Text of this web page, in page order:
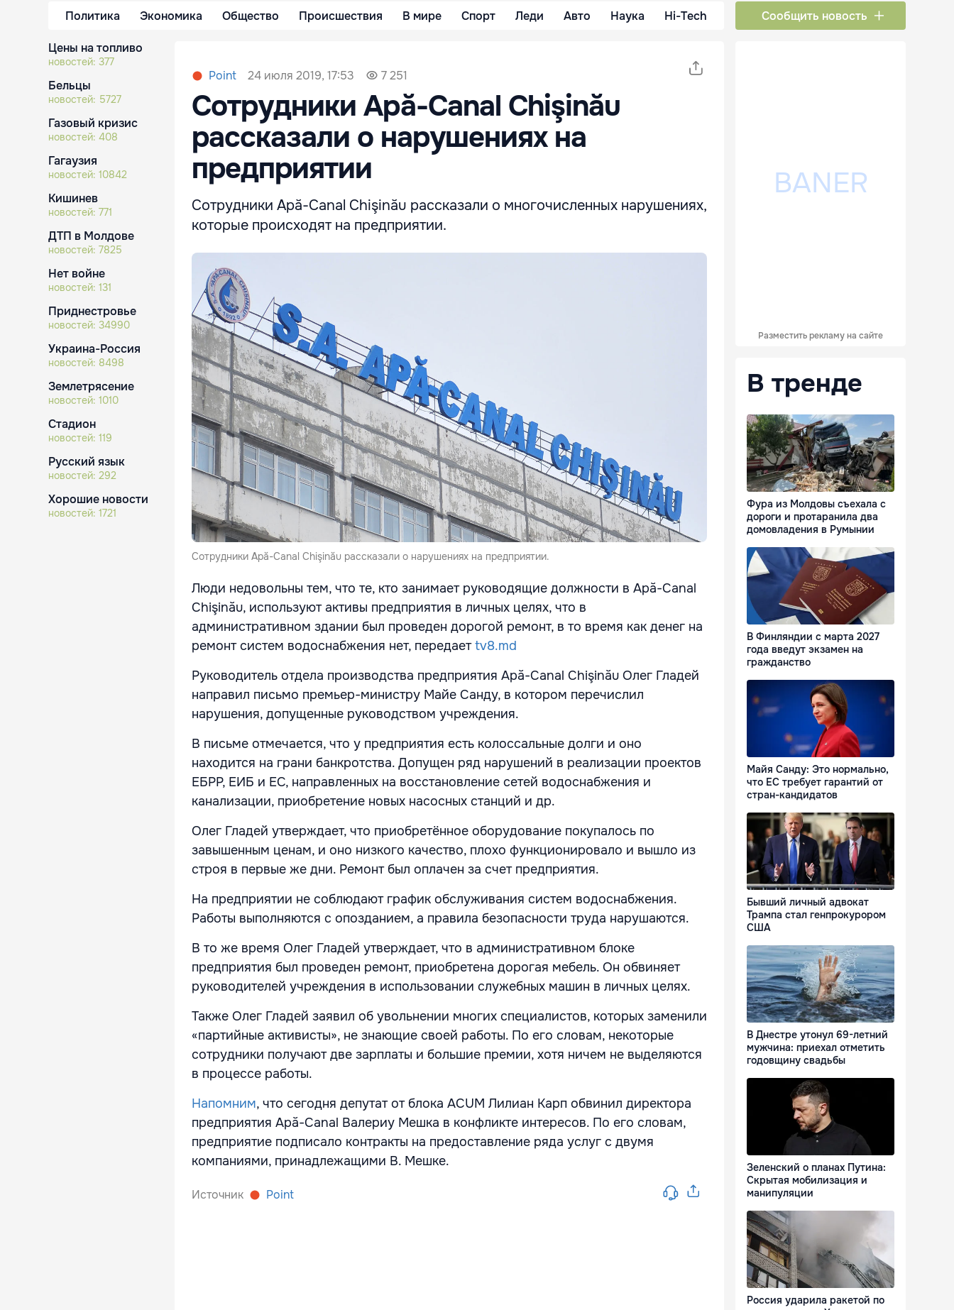
Политика Экономика Общество Происшествия В мире Спорт Леди Авто Наука Hi-Tech Сообщить новость
Цены на топливо
новостей: 377
Бельцы
новостей: 5727
Газовый кризис
новостей: 408
Гагаузия
новостей: 10842
Кишинев
новостей: 771
ДТП в Молдове
новостей: 7825
Нет войне
новостей: 131
Приднестровье
новостей: 34990
Украина-Россия
новостей: 8498
Землетрясение
новостей: 1010
Стадион
новостей: 119
Русский язык
новостей: 292
Хорошие новости
новостей: 1721
Point 24 июля 2019, 17:53 7 251
Сотрудники Apă-Canal Chişinău
рассказали о нарушениях на
предприятии
Сотрудники Apă-Canal Chişinău рассказали о многочисленных нарушениях,
которые происходят на предприятии.
Сотрудники Apă-Canal Chişinău рассказали о нарушениях на предприятии.
Люди недовольны тем, что те, кто занимает руководящие должности в Apă-Canal
Chişinău, используют активы предприятия в личных целях, что в
административном здании был проведен дорогой ремонт, в то время как денег на
ремонт систем водоснабжения нет, передаетtv8.md
Руководитель отдела производства предприятия Apă-Canal Chişinău Олег Гладей
направил письмо премьер-министру Майе Санду, в котором перечислил
нарушения, допущенные руководством учреждения.
В письме отмечается, что у предприятия есть колоссальные долги и оно
находится на грани банкротства. Допущен ряд нарушений в реализации проектов
ЕБРР, ЕИБ и ЕС, направленных на восстановление сетей водоснабжения и
канализации, приобретение новых насосных станций и др.
Олег Гладей утверждает, что приобретённое оборудование покупалось по
завышенным ценам, и оно низкого качество, плохо функционировало и вышло из
строя в первые же дни. Ремонт был оплачен за счет предприятия.
На предприятии не соблюдают график обслуживания систем водоснабжения.
Работы выполняются с опозданием, а правила безопасности труда нарушаются.
В то же время Олег Гладей утверждает, что в административном блоке
предприятия был проведен ремонт, приобретена дорогая мебель. Он обвиняет
руководителей учреждения в использовании служебных машин в личных целях.
Также Олег Гладей заявил об увольнении многих специалистов, которых заменили
«партийные активисты», не знающие своей работы. По его словам, некоторые
сотрудники получают две зарплаты и большие премии, хотя ничем не выделяются
в процессе работы.
Напомним, что сегодня депутат от блока ACUM Лилиан Карп обвинил директора
предприятия Apă-Canal Валериу Мешка в конфликте интересов. По его словам,
предприятие подписало контракты на предоставление ряда услуг с двумя
компаниями, принадлежащими В. Мешке.
Источник Point
Разместить рекламу на сайте
В тренде
Фура из Молдовы съехала с
дороги и протаранила два
домовладения в Румынии
В Финляндии с марта 2027
года введут экзамен на
гражданство
Майя Санду: Это нормально,
что ЕС требует гарантий от
стран-кандидатов
Бывший личный адвокат
Трампа стал генпрокурором
США
В Днестре утонул 69-летний
мужчина: приехал отметить
годовщину свадьбы
Зеленский о планах Путина:
Скрытая мобилизация и
манипуляции
Россия ударила ракетой по